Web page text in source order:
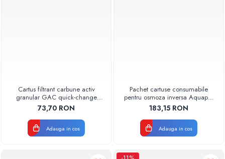
Cartus filtrant carbune activ
granular GAC quick-change
AQUA07000511000 Aquapur
Valhoh Valrom
73,70 RON
Adauga in cos
Pachet cartuse consumabile
pentru osmoza inversa Aquapur
Valhoh Valrom
183,15 RON
Adauga in cos